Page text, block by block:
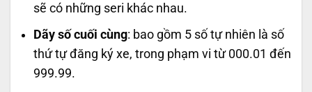
sẽ có những seri khác nhau.
Dãy số cuối cùng: bao gồm 5 số tự nhiên là số
thứ tự đăng ký xe, trong phạm vi từ 000.01 đến
999.99.